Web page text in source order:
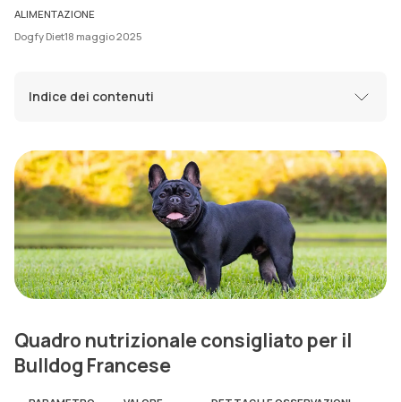
ALIMENTAZIONE
Dogfy Diet18 maggio 2025
Indice dei contenuti
Quadro nutrizionale consigliato per il
Bulldog Francese